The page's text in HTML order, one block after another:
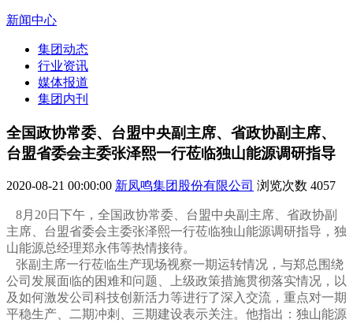
新闻中心
集团动态
行业资讯
媒体报道
集团内刊
全国政协常委、台盟中央副主席、省政协副主席、
台盟省委会主委张泽熙一行莅临独山能源调研指导
2020-08-21 00:00:00 新凤鸣集团股份有限公司 浏览次数 4057
8月20日下午，全国政协常委、台盟中央副主席、省政协副
主席、台盟省委会主委张泽熙一行莅临独山能源调研指导，独
山能源总经理郑永伟等热情接待。
张副主席一行莅临生产现场视察一期运转情况，与郑总围绕
公司发展面临的困难和问题、上级政策措施贯彻落实情况，以
及如何激发公司科技创新活力等进行了深入交流，重点对一期
平稳生产、二期冲刺、三期建设表示关注。他指出：独山能源